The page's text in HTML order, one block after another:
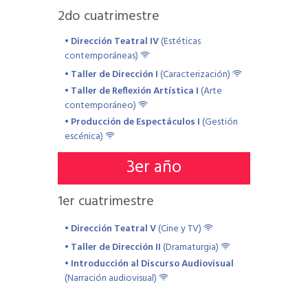
2do cuatrimestre
• Dirección Teatral IV(Estéticas
contemporáneas)
• Taller de Dirección I(Caracterización)
• Taller de Reflexión Artística I(Arte
contemporáneo)
• Producción de Espectáculos I(Gestión
escénica)
3er año
1er cuatrimestre
• Dirección Teatral V(Cine y TV)
• Taller de Dirección II(Dramaturgia)
• Introducción al Discurso Audiovisual
(Narración audiovisual)